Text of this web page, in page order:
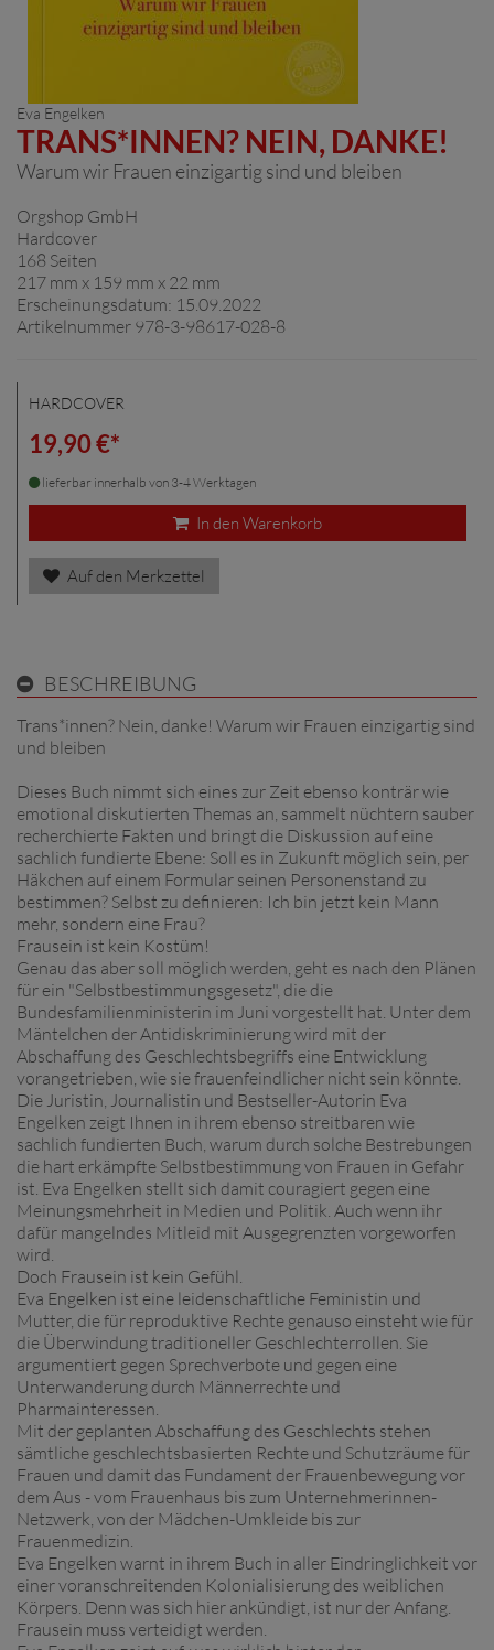
Eva Engelken
TRANS*INNEN? NEIN, DANKE!
Warum wir Frauen einzigartig sind und bleiben
Orgshop GmbH
Hardcover
168 Seiten
217 mm x 159 mm x 22 mm
Erscheinungsdatum: 15.09.2022
Artikelnummer 978-3-98617-028-8
HARDCOVER
19,90 €*
lieferbar innerhalb von 3-4 Werktagen
In den Warenkorb
Auf den Merkzettel
BESCHREIBUNG
Trans*innen? Nein, danke! Warum wir Frauen einzigartig sind
und bleiben
Dieses Buch nimmt sich eines zur Zeit ebenso konträr wie
emotional diskutierten Themas an, sammelt nüchtern sauber
recherchierte Fakten und bringt die Diskussion auf eine
sachlich fundierte Ebene: Soll es in Zukunft möglich sein, per
Häkchen auf einem Formular seinen Personenstand zu
bestimmen? Selbst zu definieren: Ich bin jetzt kein Mann
mehr, sondern eine Frau?
Frausein ist kein Kostüm!
Genau das aber soll möglich werden, geht es nach den Plänen
für ein "Selbstbestimmungsgesetz", die die
Bundesfamilienministerin im Juni vorgestellt hat. Unter dem
Mäntelchen der Antidiskriminierung wird mit der
Abschaffung des Geschlechtsbegriffs eine Entwicklung
vorangetrieben, wie sie frauenfeindlicher nicht sein könnte.
Die Juristin, Journalistin und Bestseller-Autorin Eva
Engelken zeigt Ihnen in ihrem ebenso streitbaren wie
sachlich fundierten Buch, warum durch solche Bestrebungen
die hart erkämpfte Selbstbestimmung von Frauen in Gefahr
ist. Eva Engelken stellt sich damit couragiert gegen eine
Meinungsmehrheit in Medien und Politik. Auch wenn ihr
dafür mangelndes Mitleid mit Ausgegrenzten vorgeworfen
wird.
Doch Frausein ist kein Gefühl.
Eva Engelken ist eine leidenschaftliche Feministin und
Mutter, die für reproduktive Rechte genauso einsteht wie für
die Überwindung traditioneller Geschlechterrollen. Sie
argumentiert gegen Sprechverbote und gegen eine
Unterwanderung durch Männerrechte und
Pharmainteressen.
Mit der geplanten Abschaffung des Geschlechts stehen
sämtliche geschlechtsbasierten Rechte und Schutzräume für
Frauen und damit das Fundament der Frauenbewegung vor
dem Aus - vom Frauenhaus bis zum Unternehmerinnen-
Netzwerk, von der Mädchen-Umkleide bis zur
Frauenmedizin.
Eva Engelken warnt in ihrem Buch in aller Eindringlichkeit vor
einer voranschreitenden Kolonialisierung des weiblichen
Körpers. Denn was sich hier ankündigt, ist nur der Anfang.
Frausein muss verteidigt werden.